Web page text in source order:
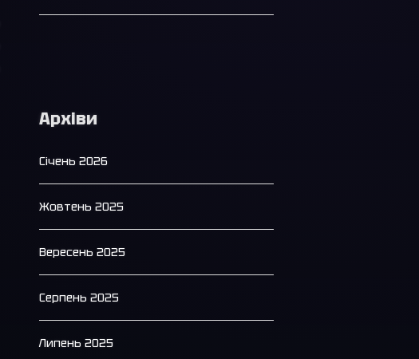
Архіви
Січень 2026
Жовтень 2025
Вересень 2025
Серпень 2025
Липень 2025